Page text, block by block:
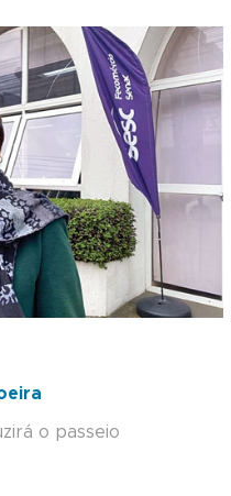
o passeio